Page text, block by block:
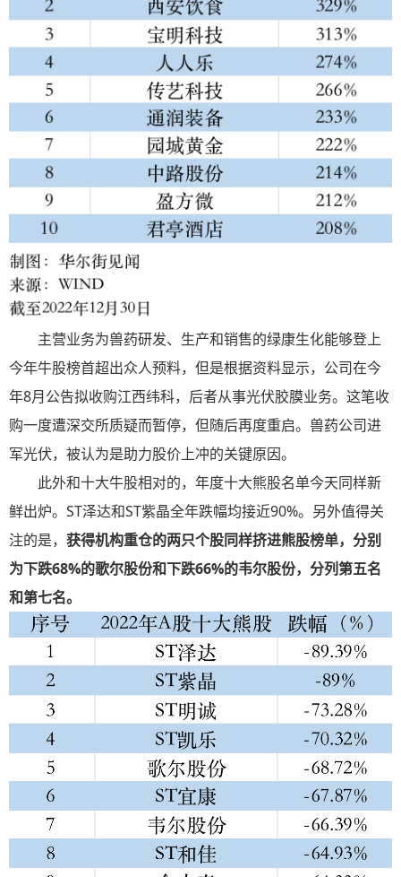
主营业务为兽药研发、生产和销售的绿康生化能够登上
今年牛股榜首超出众人预料，但是根据资料显示，公司在今
年8月公告拟收购江西纬科，后者从事光伏胶膜业务。这笔收
购一度遭深交所质疑而暂停，但随后再度重启。兽药公司进
军光伏，被认为是助力股价上冲的关键原因。
此外和十大牛股相对的，年度十大熊股名单今天同样新
鲜出炉。ST泽达和ST紫晶全年跌幅均接近90%。另外值得关
注的是， 获得机构重仓的两只个股同样挤进熊股榜单，分别
为下跌68%的歌尔股份和下跌66%的韦尔股份，分列第五名
和第七名。